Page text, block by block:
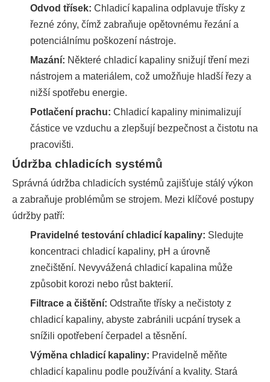
Odvod třísek: Chladicí kapalina odplavuje třísky z
řezné zóny, čímž zabraňuje opětovnému řezání a
potenciálnímu poškození nástroje.
Mazání: Některé chladicí kapaliny snižují tření mezi
nástrojem a materiálem, což umožňuje hladší řezy a
nižší spotřebu energie.
Potlačení prachu: Chladicí kapaliny minimalizují
částice ve vzduchu a zlepšují bezpečnost a čistotu na
pracovišti.
Údržba chladicích systémů
Správná údržba chladicích systémů zajišťuje stálý výkon
a zabraňuje problémům se strojem. Mezi klíčové postupy
údržby patří:
Pravidelné testování chladicí kapaliny: Sledujte
koncentraci chladicí kapaliny, pH a úrovně
znečištění. Nevyvážená chladicí kapalina může
způsobit korozi nebo růst bakterií.
Filtrace a čištění: Odstraňte třísky a nečistoty z
chladicí kapaliny, abyste zabránili ucpání trysek a
snížili opotřebení čerpadel a těsnění.
Výměna chladicí kapaliny: Pravidelně měňte
chladicí kapalinu podle používání a kvality. Stará